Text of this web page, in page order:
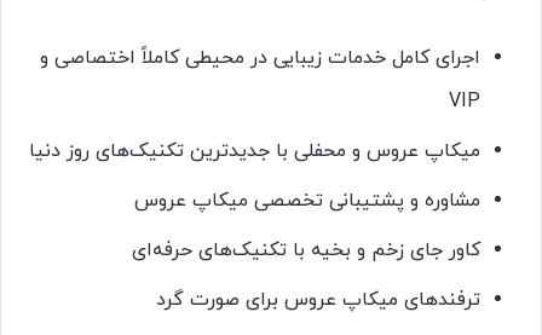
اجرای کامل خدمات زیبایی در محیطی کاملاً اختصاصی و
VIP
میکاپ عروس و محفلی با جدیدترین تکنیک‌های روز دنیا
مشاوره‌ و پشتیبانی تخصصی میکاپ عروس
کاور جای زخم و بخیه با تکنیک‌های حرفه‌ای
ترفندهای میکاپ عروس برای صورت گرد